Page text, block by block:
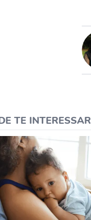
TE INTERESSAR